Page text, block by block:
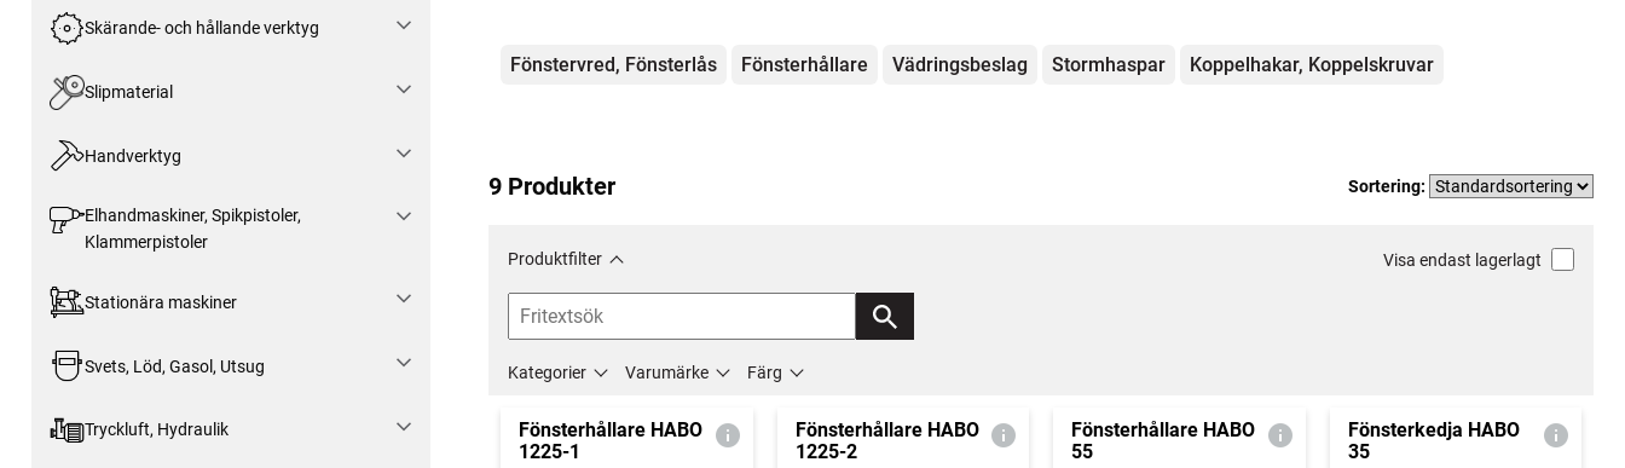
Skärande- och hållande verktyg
Slipmaterial
Handverktyg
Elhandmaskiner, Spikpistoler,
Klammerpistoler
Stationära maskiner
Svets, Löd, Gasol, Utsug
Tryckluft, Hydraulik
Kategorier
Fönstervred, Fönsterlås Fönsterhållare Vädringsbeslag Stormhaspar Koppelhakar, Koppelskruvar
9 Produkter Sortering:
Produktfilter Visa endast lagerlagt
Kategorier Varumärke Färg
Fönsterhållare HABO
1225-1
Fönsterhållare HABO
1225-2
Fönsterhållare HABO
55
Fönsterkedja HABO
35